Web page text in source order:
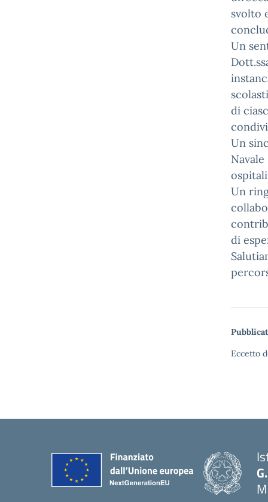
svolto
Un
di
Un
Un
di
Eccetto